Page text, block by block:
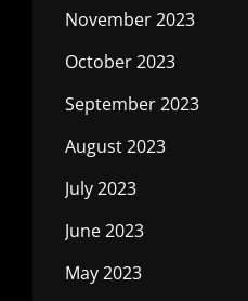
November 2023
October 2023
September 2023
August 2023
July 2023
June 2023
May 2023